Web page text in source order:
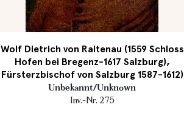
Wolf Dietrich von Raitenau (1559 Schloss
Hofen bei Bregenz-1617 Salzburg),
Fürsterzbischof von Salzburg 1587-1612)
Unbekannt/Unknown
Inv.-Nr. 275